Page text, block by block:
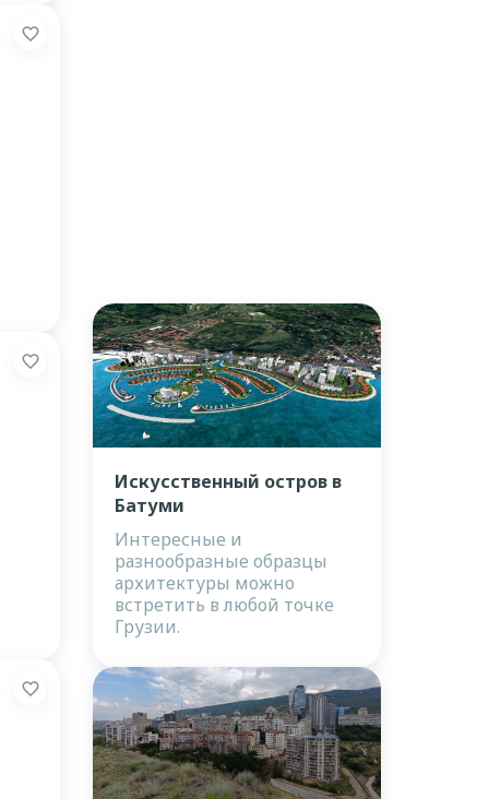
Искусственный остров в
Батуми
Интересные и
разнообразные образцы
архитектуры можно
встретить в любой точке
Грузии.